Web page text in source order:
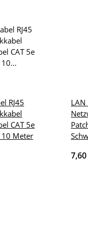
RJ45
CAT 5e
10 Meter
LAN